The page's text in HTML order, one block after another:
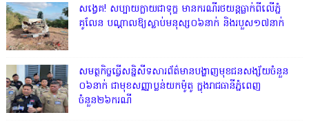
សង្វេគ! សប្បាយក្លាយជាទុក្ខ មានករណីរថយន្តធ្លាក់ពីលើភ្នំ
គូលែន បណ្ដាលឱ្យស្លាប់មនុស្ស០៦នាក់ និងរបួស១៧នាក់
សមត្ថកិច្ចធ្វើសន្និសីទសារព័ត៌មានបង្ហាញមុខជនសង្ស័យចំនួន
០៦នាក់ ជាមុខសញ្ញាប្លន់យកម៉ូតូ ក្នុងរាជធានីភ្នំពេញ
ចំនួន២៦ករណី